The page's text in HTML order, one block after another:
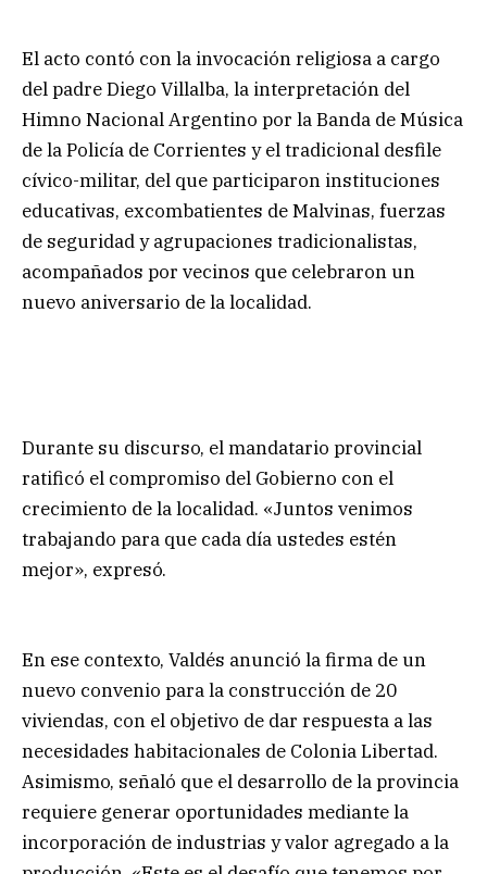
El acto contó con la invocación religiosa a cargo
del padre Diego Villalba, la interpretación del
Himno Nacional Argentino por la Banda de Música
de la Policía de Corrientes y el tradicional desfile
cívico-militar, del que participaron instituciones
educativas, excombatientes de Malvinas, fuerzas
de seguridad y agrupaciones tradicionalistas,
acompañados por vecinos que celebraron un
nuevo aniversario de la localidad.
Durante su discurso, el mandatario provincial
ratificó el compromiso del Gobierno con el
crecimiento de la localidad. «Juntos venimos
trabajando para que cada día ustedes estén
mejor», expresó.
En ese contexto, Valdés anunció la firma de un
nuevo convenio para la construcción de 20
viviendas, con el objetivo de dar respuesta a las
necesidades habitacionales de Colonia Libertad.
Asimismo, señaló que el desarrollo de la provincia
requiere generar oportunidades mediante la
incorporación de industrias y valor agregado a la